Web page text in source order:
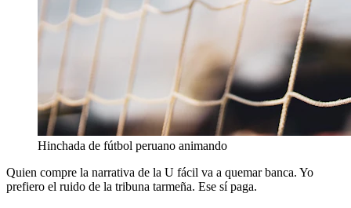
Hinchada de fútbol peruano animando
Quien compre la narrativa de la U fácil va a quemar banca. Yo
prefiero el ruido de la tribuna tarmeña. Ese sí paga.